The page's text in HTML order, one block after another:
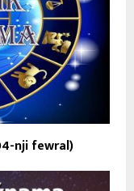
nji fewral)